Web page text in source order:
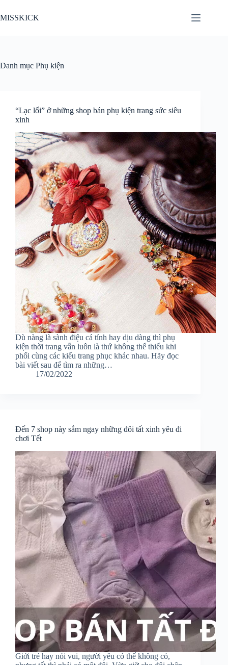
đến
phần
MISSKICK
Danh mục Phụ kiện
“Lạc lối” ở những shop bán phụ kiện trang sức siêu
xinh
Dù nàng là sành điệu cá tính hay dịu dàng thì phụ
kiện thời trang vẫn luôn là thứ không thể thiếu khi
phối cùng các kiểu trang phục khác nhau. Hãy đọc
bài viết sau để tìm ra những…
17/02/2022
Đến 7 shop này sắm ngay những đôi tất xinh yêu đi
chơi Tết
Giới trẻ hay nói vui, người yêu có thể không có,